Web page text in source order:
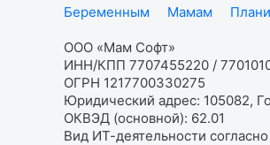
Беременным
Мамам
ООО «Мам Софт»
ИНН/КПП 7707455220 /
ОГРН 1217700330275
Юридический адрес: 105082,
ОКВЭД (основной): 62.01
Вид ИТ-деятельности